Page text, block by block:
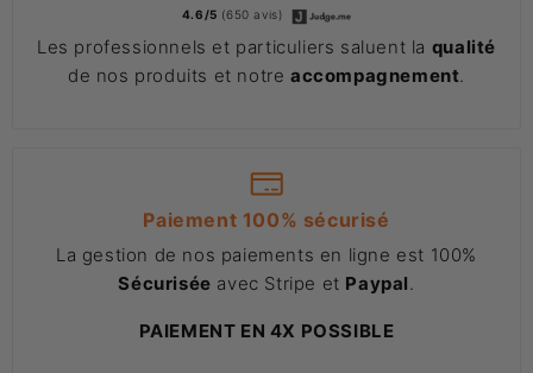
4.6/5 (650 avis)
Les professionnels et particuliers saluent la qualité
de nos produits et notre accompagnement
Paiement 100% sécurisé
La gestion de nos paiements en ligne est 100%
Sécurisée avec Stripe et Paypal
PAIEMENT EN 4X POSSIBLE